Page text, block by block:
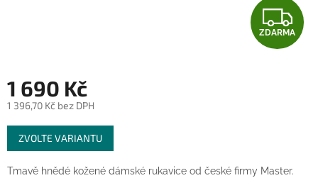
Z
D
A
ZDARMA
1 690 Kč
1 396,70 Kč bez DPH
Měrná
cena:
ZVOLTE VARIANTU
Tmavě hnědé kožené dámské rukavice od české firmy Master.